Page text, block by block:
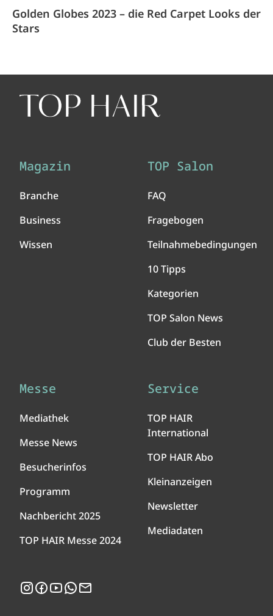
Golden Globes 2023 – die Red Carpet Looks der
Stars
Magazin
Branche
Business
Wissen
TOP Salon
FAQ
Fragebogen
Teilnahmebedingungen
10 Tipps
Kategorien
TOP Salon News
Club der Besten
Messe
Mediathek
Messe News
Besucherinfos
Programm
Nachbericht 2025
TOP HAIR Messe 2024
Service
TOP HAIR
International
TOP HAIR Abo
Kleinanzeigen
Newsletter
Mediadaten
Instagram
Facebook
YouTubeWhatsApp